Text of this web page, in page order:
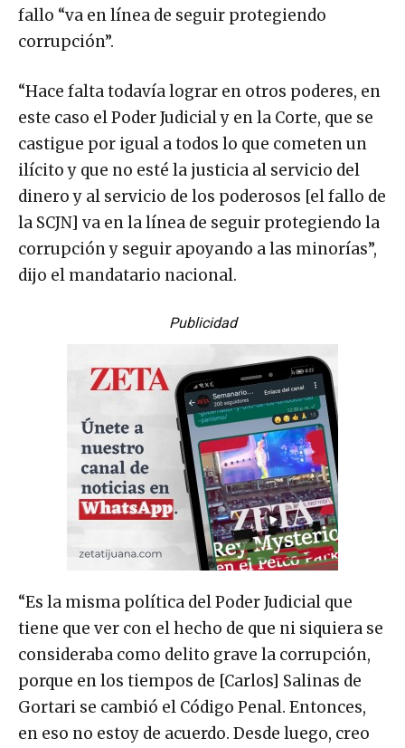
fallo “va en línea de seguir protegiendo
corrupción”.
“Hace falta todavía lograr en otros poderes, en
este caso el Poder Judicial y en la Corte, que se
castigue por igual a todos lo que cometen un
ilícito y que no esté la justicia al servicio del
dinero y al servicio de los poderosos [el fallo de
la SCJN] va en la línea de seguir protegiendo la
corrupción y seguir apoyando a las minorías”,
dijo el mandatario nacional.
Publicidad
“Es la misma política del Poder Judicial que
tiene que ver con el hecho de que ni siquiera se
consideraba como delito grave la corrupción,
porque en los tiempos de [Carlos] Salinas de
Gortari se cambió el Código Penal. Entonces,
en eso no estoy de acuerdo. Desde luego, creo